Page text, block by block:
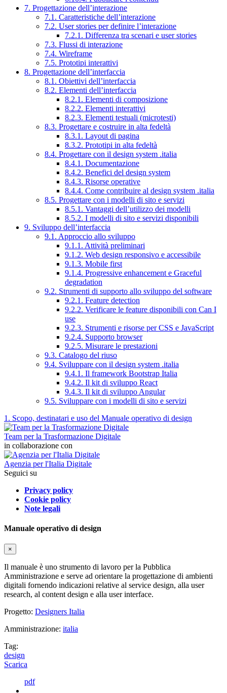
7. Progettazione dell’interazione
7.1. Caratteristiche dell’interazione
7.2. User stories per definire l’interazione
7.2.1. Differenza tra scenari e user stories
7.3. Flussi di interazione
7.4. Wireframe
7.5. Prototipi interattivi
8. Progettazione dell’interfaccia
8.1. Obiettivi dell’interfaccia
8.2. Elementi dell’interfaccia
8.2.1. Elementi di composizione
8.2.2. Elementi interattivi
8.2.3. Elementi testuali (microtesti)
8.3. Progettare e costruire in alta fedeltà
8.3.1. Layout di pagina
8.3.2. Prototipi in alta fedeltà
8.4. Progettare con il design system .italia
8.4.1. Documentazione
8.4.2. Benefici del design system
8.4.3. Risorse operative
8.4.4. Come contribuire al design system .italia
8.5. Progettare con i modelli di sito e servizi
8.5.1. Vantaggi dell’utilizzo dei modelli
8.5.2. I modelli di sito e servizi disponibili
9. Sviluppo dell’interfaccia
9.1. Approccio allo sviluppo
9.1.1. Attività preliminari
9.1.2. Web design responsivo e accessibile
9.1.3. Mobile first
9.1.4. Progressive enhancement e Graceful
degradation
9.2. Strumenti di supporto allo sviluppo del software
9.2.1. Feature detection
9.2.2. Verificare le feature disponibili con Can I
use
9.2.3. Strumenti e risorse per CSS e JavaScript
9.2.4. Supporto browser
9.2.5. Misurare le prestazioni
9.3. Catalogo del riuso
9.4. Sviluppare con il design system .italia
9.4.1. Il framework Bootstrap Italia
9.4.2. Il kit di sviluppo React
9.4.3. Il kit di sviluppo Angular
9.5. Sviluppare con i modelli di sito e servizi
1. Scopo, destinatari e uso del Manuale operativo di design
Team per la Trasformazione Digitale
in collaborazione con
Agenzia per l'Italia Digitale
Seguici su
Privacy policy
Cookie policy
Note legali
Manuale operativo di design
×
Il manuale è uno strumento di lavoro per la Pubblica
Amministrazione e serve ad orientare la progettazione di ambienti
digitali fornendo indicazioni relative al service design, alla user
research, al content design e alla user interface.
Progetto: Designers Italia
Amministrazione: italia
Tag:
design
Scarica
pdf